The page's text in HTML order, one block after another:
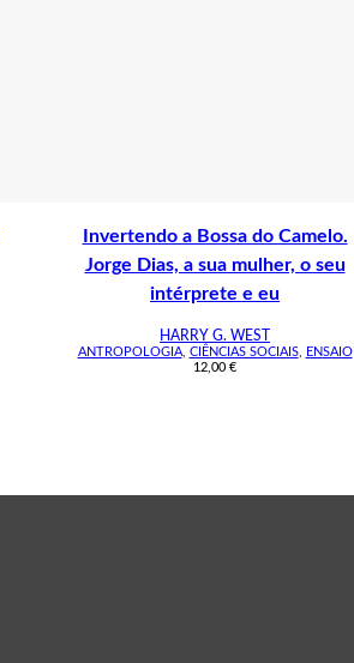
Invertendo a Bossa do Camelo.
Jorge Dias, a sua mulher, o seu
intérprete e eu
HARRY G. WEST
ANTROPOLOGIA, CIÊNCIAS SOCIAIS,
ENSAIO
12,00 €